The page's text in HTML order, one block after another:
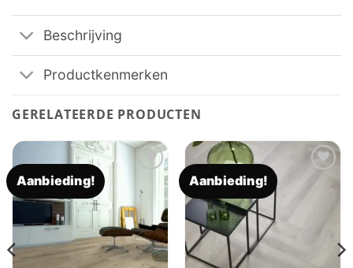
Beschrijving
Productkenmerken
GERELATEERDE PRODUCTEN
Aanbieding!
aan
verlanglijst
Aanbieding!
aan